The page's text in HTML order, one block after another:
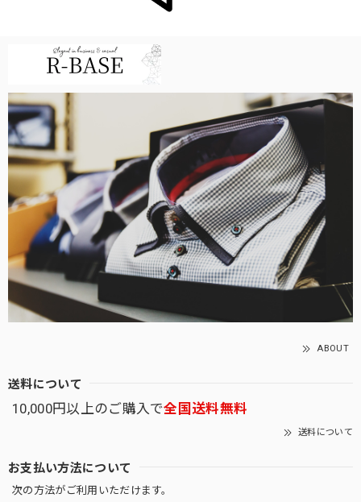
ABOUT
送料について
10,000円以上のご購入で全国送料無料
送料について
お支払い方法について
次の方法がご利用いただけます。